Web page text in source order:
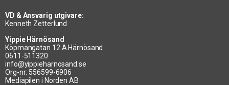
Minnen av Myran
VD & Ansvarig utgivare:
Kenneth Zetterlund
Yippie Härnösand
Köpmangatan 12 A Härnösand
0611-511320
info@yippieharnosand.se
Org-nr: 556599-6906
Mediapilen i Norden AB